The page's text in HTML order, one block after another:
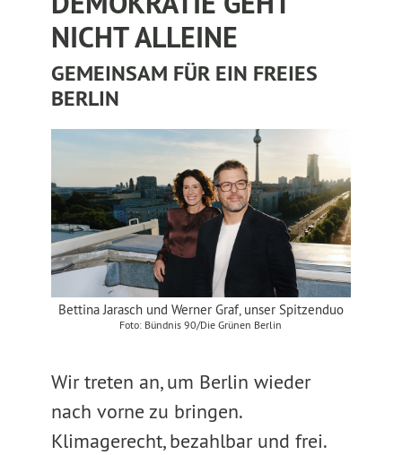
NICHT ALLEINE
GEMEINSAM FÜR EIN FREIES
BERLIN
Bettina Jarasch und Werner Graf, unser Spitzenduo
Foto: Bündnis 90/Die Grünen Berlin
Wir treten an, um Berlin wieder
nach vorne zu bringen.
Klimagerecht, bezahlbar und frei.